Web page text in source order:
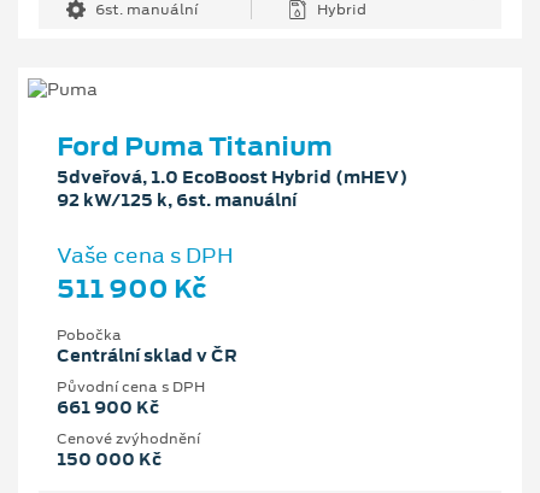
6st. manuální
Hybrid
Ford Puma Titanium
5dveřová, 1.0 EcoBoost Hybrid (mHEV)
92 kW/125 k, 6st. manuální
Vaše cena s DPH
511 900 Kč
Pobočka
Centrální sklad v ČR
Původní cena s DPH
661 900 Kč
Cenové zvýhodnění
150 000 Kč